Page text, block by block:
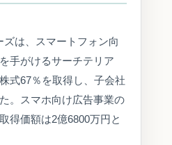
は、スマートフォン向
手がけるサーチテリア
式67％を取得し、子会社
。スマホ向け広告事業の
得価額は2億6800万円と